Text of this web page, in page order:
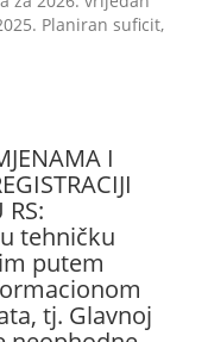
Planiran suficit,
I
RS:
tehničku
putem
tj. Glavnoj